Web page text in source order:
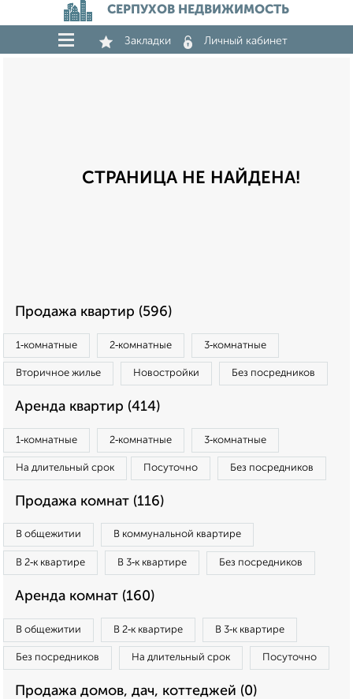
СЕРПУХОВ НЕДВИЖИМОСТЬ
Закладки Личный кабинет
СТРАНИЦА НЕ НАЙДЕНА!
Продажа квартир (596)
1‑комнатные 2‑комнатные 3‑комнатные
Вторичное жилье Новостройки Без посредников
Аренда квартир (414)
1‑комнатные 2‑комнатные 3‑комнатные
На длительный срок Посуточно Без посредников
Продажа комнат (116)
В общежитии В коммунальной квартире
В 2‑к квартире В 3‑к квартире Без посредников
Аренда комнат (160)
В общежитии В 2‑к квартире В 3‑к квартире
Без посредников На длительный срок Посуточно
Продажа домов, дач, коттеджей (0)